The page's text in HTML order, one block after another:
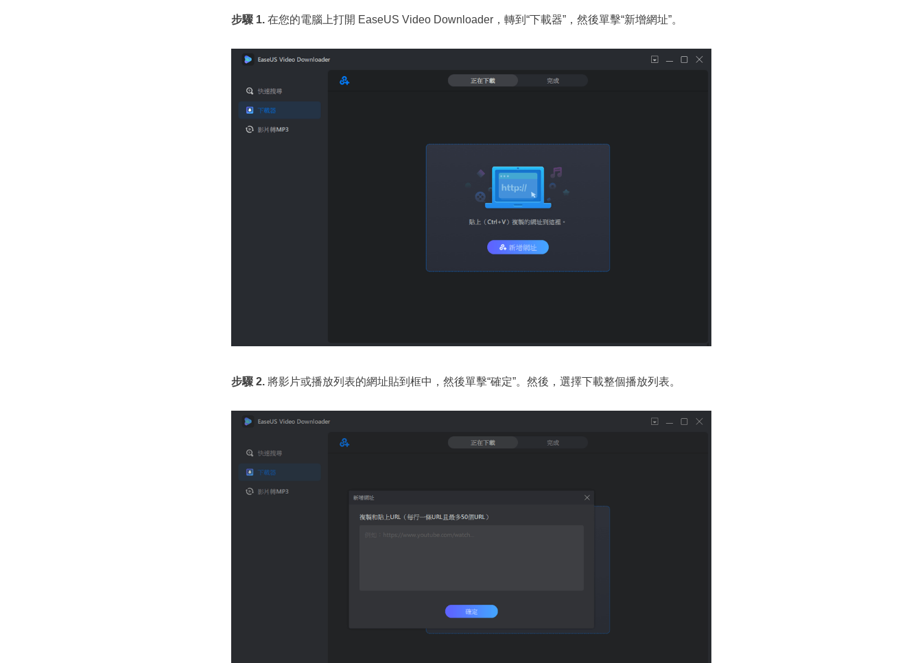
步驟 1. 在您的電腦上打開 E​​aseUS Video Downloader，轉到“下載器”，然後單擊“新增網址”。
步驟 2. 將影片或播放列表的網址貼到框中，然後單擊“確定”。然後，選擇下載整個播放列表。